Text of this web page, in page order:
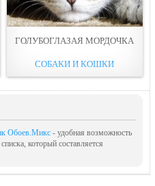
ГОЛУБОГЛАЗАЯ МОРДОЧКА
СОБАКИ И КОШКИ
Обоев.Микс - удобная возможность
который составляется